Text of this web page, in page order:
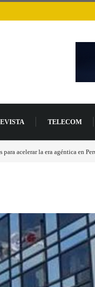
TELECOM
Las causas del impulso al